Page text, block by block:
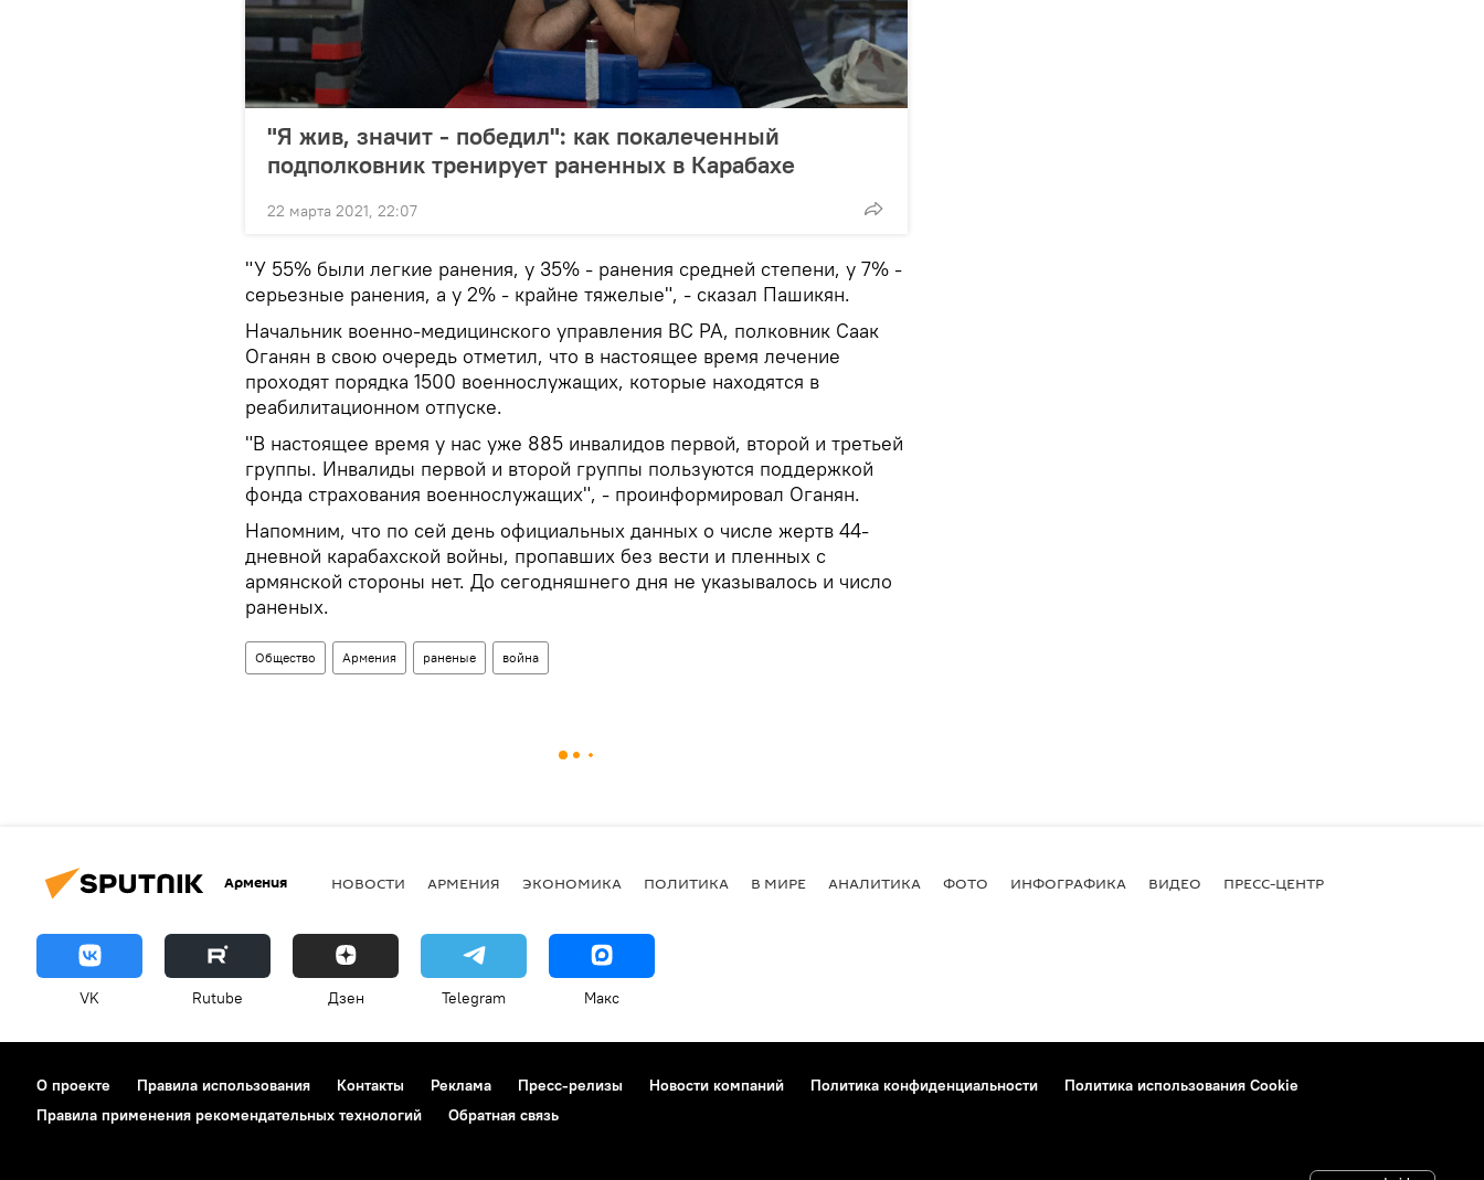
"Я жив, значит - победил": как покалеченный
подполковник тренирует раненных в Карабахе
22 марта 2021, 22:07
"У 55% были легкие ранения, у 35% - ранения средней степени, у 7% -
серьезные ранения, а у 2% - крайне тяжелые", - сказал Пашикян.
Начальник военно-медицинского управления ВС РА, полковник Саак
Оганян в свою очередь отметил, что в настоящее время лечение
проходят порядка 1500 военнослужащих, которые находятся в
реабилитационном отпуске.
"В настоящее время у нас уже 885 инвалидов первой, второй и третьей
группы. Инвалиды первой и второй группы пользуются поддержкой
фонда страхования военнослужащих", - проинформировал Оганян.
Напомним, что по сей день официальных данных о числе жертв 44-
дневной карабахской войны, пропавших без вести и пленных с
армянской стороны нет. До сегодняшнего дня не указывалось и число
раненых.
Общество Армения раненые война
Армения НОВОСТИ АРМЕНИЯ ЭКОНОМИКА ПОЛИТИКА В МИРЕ АНАЛИТИКА ФОТО ИНФОГРАФИКА ВИДЕО ПРЕСС-ЦЕНТР
VK Rutube Дзен Telegram Макс
О проекте Правила использования Контакты Реклама Пресс-релизы Новости компаний Политика конфиденциальности
Политика использования Cookie
Правила применения рекомендательных технологий
Обратная связь